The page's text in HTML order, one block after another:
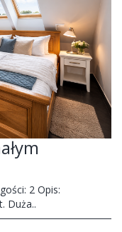
2 Opis:
Duża..